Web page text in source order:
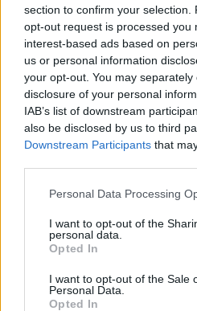
section to confirm your selection.
opt-out request is processed you
interest-based ads based on
us or personal information
your opt-out. You may
disclosure of your personal
IAB’s list of downstream
also be disclosed by us to third
Downstream Participants that
Personal Data Processing
I want to opt-out of the
personal data.
Opted In
I want to opt-out of the Sale
Personal Data.
Opted In
Az illatosítók
kockázatairól
Greendex Szemle
A
kórokozók
Greendex Szemle
Így kerüld el a
van a
Greendex Szemle